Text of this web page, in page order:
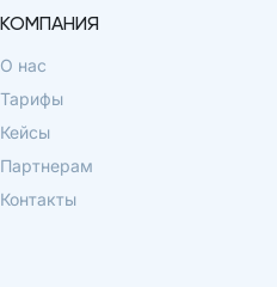
КОМПАНИЯ
О нас
Тарифы
Кейсы
Партнерам
Контакты